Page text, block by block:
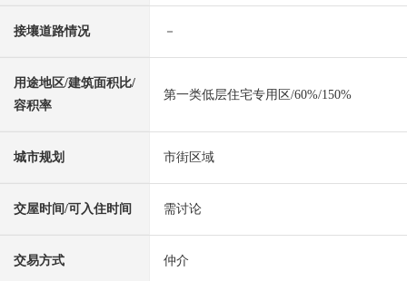
接壤道路情况 －
用途地区/建筑面积比/
容积率
第一类低层住宅专用区/60%/150%
城市规划 市街区域
交屋时间/可入住时间 需讨论
交易方式 仲介